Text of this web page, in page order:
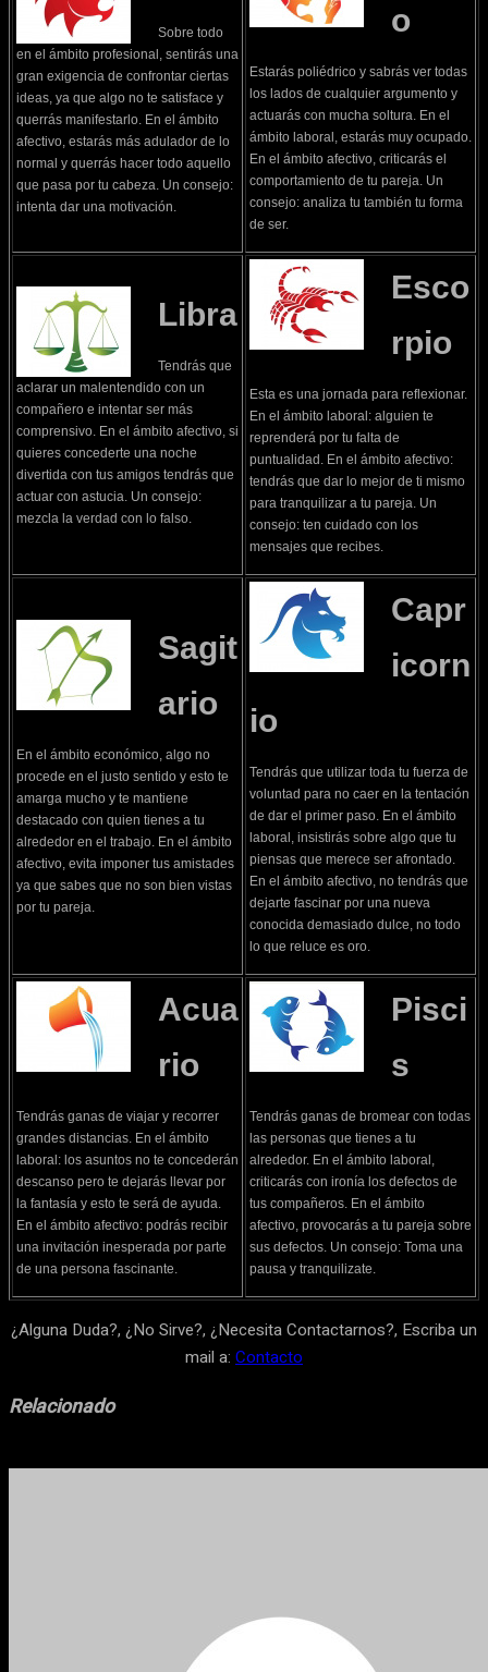
Sobre todo
en el ámbito profesional, sentirás una
gran exigencia de confrontar ciertas
ideas, ya que algo no te satisface y
querrás manifestarlo. En el ámbito
afectivo, estarás más adulador de lo
normal y querrás hacer todo aquello
que pasa por tu cabeza. Un consejo:
intenta dar una motivación.
o
Estarás poliédrico y sabrás ver todas
los lados de cualquier argumento y
actuarás con mucha soltura. En el
ámbito laboral, estarás muy ocupado.
En el ámbito afectivo, criticarás el
comportamiento de tu pareja. Un
consejo: analiza tu también tu forma
de ser.
Libra
Tendrás que
aclarar un malentendido con un
compañero e intentar ser más
comprensivo. En el ámbito afectivo, si
quieres concederte una noche
divertida con tus amigos tendrás que
actuar con astucia. Un consejo:
mezcla la verdad con lo falso.
Esco
rpio
Esta es una jornada para reflexionar.
En el ámbito laboral: alguien te
reprenderá por tu falta de
puntualidad. En el ámbito afectivo:
tendrás que dar lo mejor de ti mismo
para tranquilizar a tu pareja. Un
consejo: ten cuidado con los
mensajes que recibes.
Sagit
ario
En el ámbito económico, algo no
procede en el justo sentido y esto te
amarga mucho y te mantiene
destacado con quien tienes a tu
alrededor en el trabajo. En el ámbito
afectivo, evita imponer tus amistades
ya que sabes que no son bien vistas
por tu pareja.
Capr
icorn
io
Tendrás que utilizar toda tu fuerza de
voluntad para no caer en la tentación
de dar el primer paso. En el ámbito
laboral, insistirás sobre algo que tu
piensas que merece ser afrontado.
En el ámbito afectivo, no tendrás que
dejarte fascinar por una nueva
conocida demasiado dulce, no todo
lo que reluce es oro.
Acua
rio
Tendrás ganas de viajar y recorrer
grandes distancias. En el ámbito
laboral: los asuntos no te concederán
descanso pero te dejarás llevar por
la fantasía y esto te será de ayuda.
En el ámbito afectivo: podrás recibir
una invitación inesperada por parte
de una persona fascinante.
Pisci
s
Tendrás ganas de bromear con todas
las personas que tienes a tu
alrededor. En el ámbito laboral,
criticarás con ironía los defectos de
tus compañeros. En el ámbito
afectivo, provocarás a tu pareja sobre
sus defectos. Un consejo: Toma una
pausa y tranquilizate.
¿Alguna Duda?, ¿No Sirve?, ¿Necesita Contactarnos?, Escriba un
mail a: Contacto
Relacionado